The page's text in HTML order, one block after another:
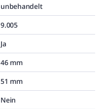
unbehandelt
9.005
Ja
46 mm
51 mm
Nein